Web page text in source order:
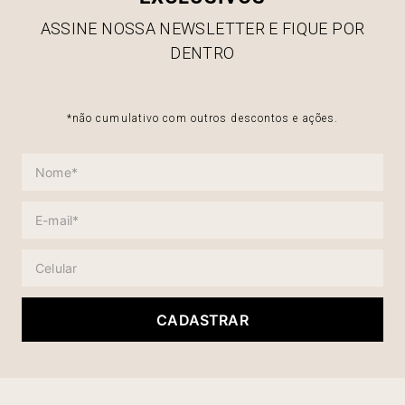
ASSINE NOSSA NEWSLETTER E FIQUE POR
DENTRO
*não cumulativo com outros descontos e ações.
CADASTRAR